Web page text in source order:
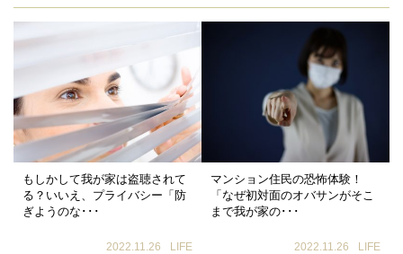
もしかして我が家は盗聴されて
る？いいえ、プライバシー「防
ぎようのな･･･
2022.11.26 LIFE
マンション住民の恐怖体験！
「なぜ初対面のオバサンがそこ
まで我が家の･･･
2022.11.26 LIFE